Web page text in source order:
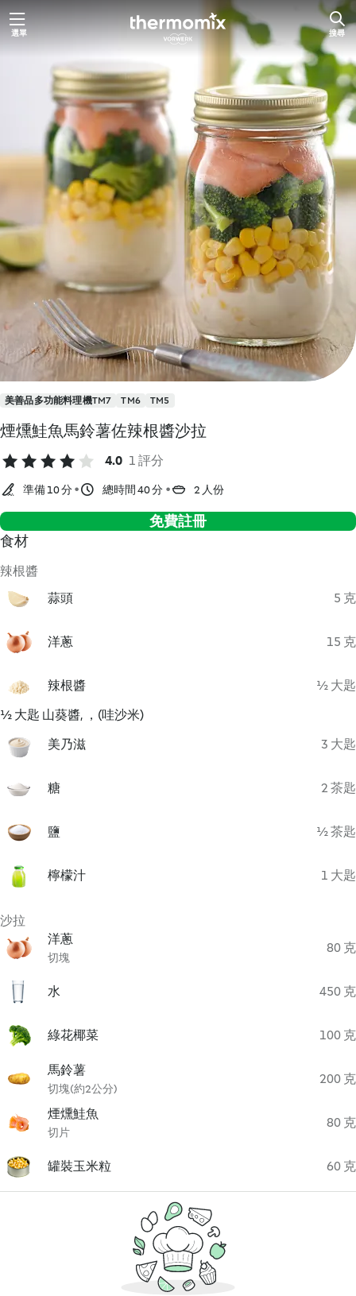
跳選單 搜尋
美善品多功能料理機TM7 TM6 TM5
煙燻鮭魚馬鈴薯佐辣根醬沙拉
4.0 1 評分
準備 10 分 總時間 40 分 2 人份
免費註冊
食材
辣根醬
蒜頭
5 克
洋蔥 15 克
辣根醬
½ 大匙
½ 大匙 山葵醬, ，(哇沙米)
美乃滋
3 大匙
糖 2 茶匙
鹽 ½ 茶匙
檸檬汁 1 大匙
沙拉
洋蔥
切塊
80 克
水 450 克
綠花椰菜 100 克
馬鈴薯
切塊(約2公分)
200 克
煙燻鮭魚
切片
80 克
罐裝玉米粒 60 克